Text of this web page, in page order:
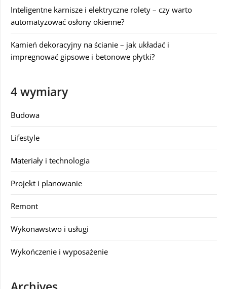
Inteligentne karnisze i elektryczne rolety – czy warto
automatyzować osłony okienne?
Kamień dekoracyjny na ścianie – jak układać i
impregnować gipsowe i betonowe płytki?
4 wymiary
Budowa
Lifestyle
Materiały i technologia
Projekt i planowanie
Remont
Wykonawstwo i usługi
Wykończenie i wyposażenie